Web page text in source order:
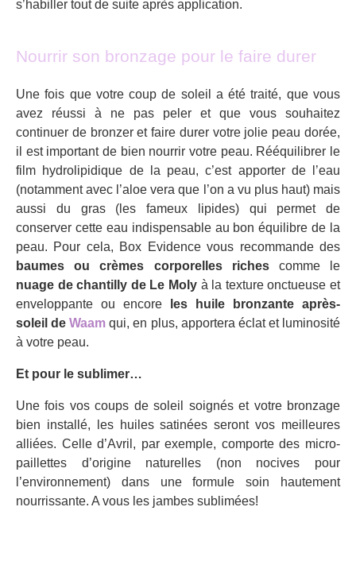
s’habiller tout de suite après application.
Nourrir son bronzage pour le faire durer
Une fois que votre coup de soleil a été traité, que vous
avez réussi à ne pas peler et que vous souhaitez
continuer de bronzer et faire durer votre jolie peau dorée,
il est important de bien nourrir votre peau. Rééquilibrer le
film hydrolipidique de la peau, c’est apporter de l’eau
(notamment avec l’aloe vera que l’on a vu plus haut) mais
aussi du gras (les fameux lipides) qui permet de
conserver cette eau indispensable au bon équilibre de la
peau. Pour cela, Box Evidence vous recommande des
baumes ou crèmes corporelles richescomme le
nuage de chantilly de Le Moly à la texture onctueuse et
enveloppante ou encore
les huile bronzante après-
soleil deWaam qui, en plus, apportera éclat et luminosité
à votre peau.
Et pour le sublimer…
Une fois vos coups de soleil soignés et votre bronzage
bien installé, les huiles satinées seront vos meilleures
alliées. Celle d’Avril, par exemple, comporte des micro-
paillettes d’origine naturelles (non nocives pour
l’environnement) dans une formule soin hautement
nourrissante. A vous les jambes sublimées!